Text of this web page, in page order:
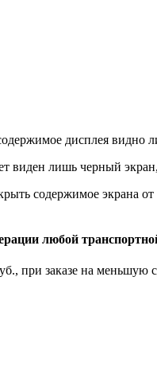
дисплея
виден лишь черный
содержимое экрана
любой
при заказе на